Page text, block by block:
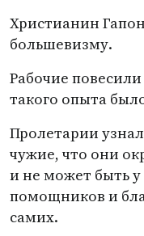
Христианин
большевизму.
Рабочие
такого опыта
Пролетарии
чужие, что они
и не может быть
помощников и
самих.